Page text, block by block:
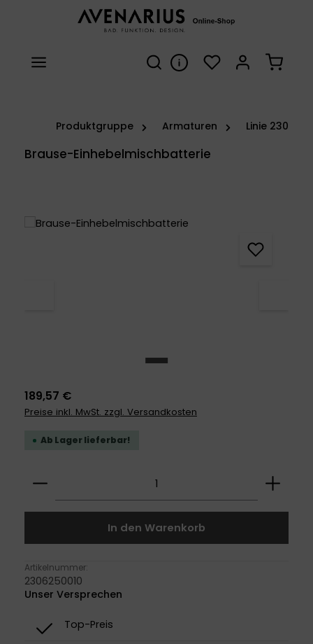
Zum Hauptinhalt springen
Du hast 0 Produkte
Produktgruppe Armaturen Linie 230
Brause-Einhebelmischbatterie
Bildergalerie überspringen
189,57 €
Preise inkl. MwSt. zzgl. Versandkosten
Ab Lager lieferbar!
Produkt Anzahl: Gib den gewünschten
In den Warenkorb
Artikelnummer:
2306250010
Unser Versprechen
Top-Preis